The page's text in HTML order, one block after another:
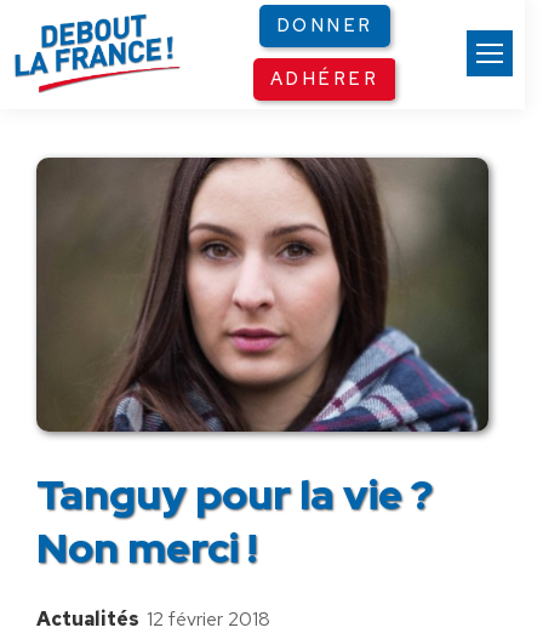
DONNER
ADHÉRER
Tanguy pour la vie ?
Non merci !
Actualités 12 février 2018
Panneau de gestion des cookies